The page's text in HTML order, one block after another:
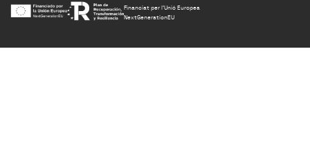
Financiat per l’Unió Europea
NextGenerationEU